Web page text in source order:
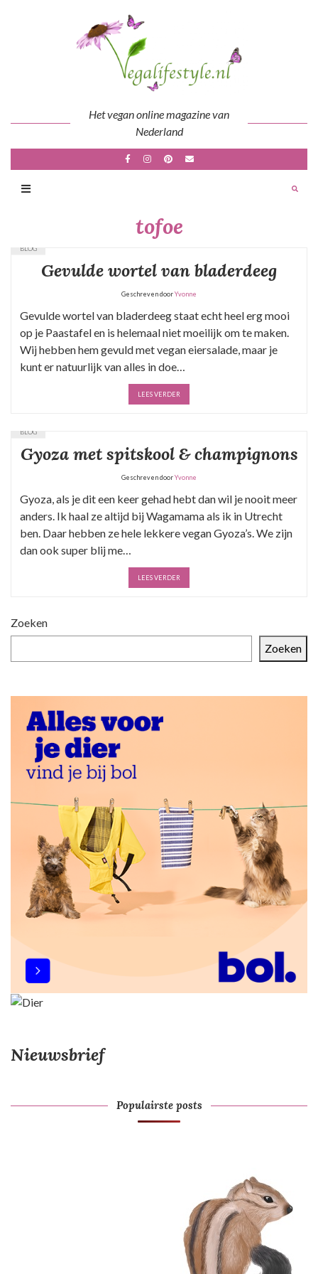
Het vegan online magazine van
Nederland
tofoe
BLOG
Gevulde wortel van bladerdeeg
Geschreven doorYvonne
Gevulde wortel van bladerdeeg staat echt heel erg mooi
op je Paastafel en is helemaal niet moeilijk om te maken.
Wij hebben hem gevuld met vegan eiersalade, maar je
kunt er natuurlijk van alles in doe…
LEES VERDER
BLOG
Gyoza met spitskool & champignons
Geschreven doorYvonne
Gyoza, als je dit een keer gehad hebt dan wil je nooit meer
anders. Ik haal ze altijd bij Wagamama als ik in Utrecht
ben. Daar hebben ze hele lekkere vegan Gyoza’s. We zijn
dan ook super blij me…
LEES VERDER
Zoeken
Zoeken
Nieuwsbrief
Populairste posts